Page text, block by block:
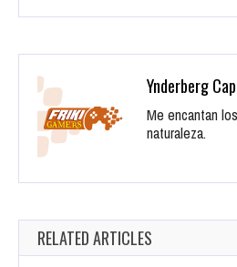
Ynderberg
Me encantan
naturaleza.
RELATED ARTICLES